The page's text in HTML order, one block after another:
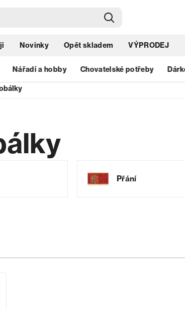
Novinky Opět skladem VÝPRODEJ
Nářadí a hobby Chovatelské potřeby
Přání